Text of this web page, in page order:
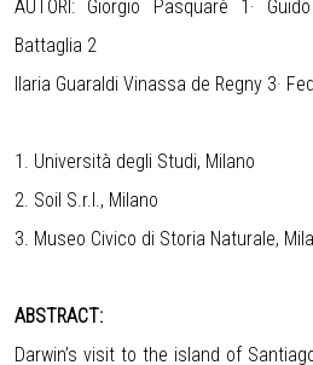
AUTORI: Giorgio Pasquarè 1·
Battaglia 2
Ilaria Guaraldi Vinassa de Regny 3·
1. Università degli Studi, Milano
2. Soil S.r.l., Milano
3. Museo Civico di Storia Naturale,
ABSTRACT:
Darwin’s visit to the island of